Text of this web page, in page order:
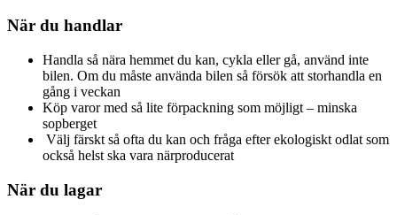
När du handlar
Handla så nära hemmet du kan, cykla eller gå, använd inte
bilen. Om du måste använda bilen så försök att storhandla en
gång i veckan
Köp varor med så lite förpackning som möjligt – minska
sopberget
Välj färskt så ofta du kan och fråga efter ekologiskt odlat som
också helst ska vara närproducerat
När du lagar